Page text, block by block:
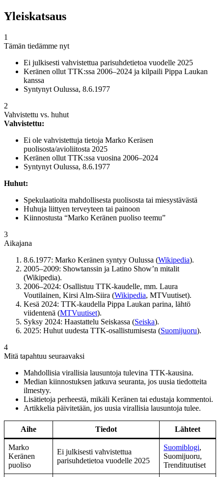
Yleiskatsaus
1
Tämän tiedämme nyt
Ei julkisesti vahvistettua parisuhdetietoa vuodelle 2025
Keränen ollut TTK:ssa 2006–2024 ja kilpaili Pippa Laukan
kanssa
Syntynyt Oulussa, 8.6.1977
2
Vahvistettu vs. huhut
Vahvistettu:
Ei ole vahvistettuja tietoja Marko Keräsen
puolisosta/avioliitosta 2025
Keränen ollut TTK:ssa vuosina 2006–2024
Syntynyt Oulussa, 8.6.1977
Huhut:
Spekulaatioita mahdollisesta puolisosta tai miesystävästä
Huhuja liittyen terveyteen tai painoon
Kiinnostusta “Marko Keränen puoliso teemu”
3
Aikajana
8.6.1977: Marko Keränen syntyy Oulussa (Wikipedia).
2005–2009: Showtanssin ja Latino Show’n mitalit
(Wikipedia).
2006–2024: Osallistuu TTK-kaudelle, mm. Laura
Voutilainen, Kirsi Alm-Siira (Wikipedia, MTVuutiset).
Kesä 2024: TTK-kaudella Pippa Laukan parina, lähtö
viidentenä (MTVuutiset).
Syksy 2024: Haastattelu Seiskassa (Seiska).
2025: Huhut uudesta TTK-osallistumisesta (Suomijuoru).
4
Mitä tapahtuu seuraavaksi
Mahdollisia virallisia lausuntoja tulevina TTK-kausina.
Median kiinnostuksen jatkuva seuranta, jos uusia tiedotteita
ilmestyy.
Lisätietoja perheestä, mikäli Keränen tai edustaja kommentoi.
Artikkelia päivitetään, jos uusia virallisia lausuntoja tulee.
Aihe Tiedot Lähteet
Marko
Keränen
puoliso
Ei julkisesti vahvistettua
parisuhdetietoa vuodelle 2025
Suomiblogi,
Suomijuoru,
Trendituutiset